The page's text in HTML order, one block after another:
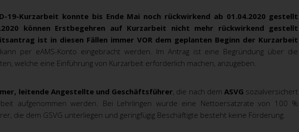
19-Kurzarbeit konnte bis Ende Mai noch rückwirkend ab 01.04.2020 gestellt
können Erstbegehren auf Kurzarbeit nicht mehr rückwirkend gestellt
ist in diesen Fällen immer VOR dem geplanten Beginn der Kurzarbeit
per eAMS-Konto eingebracht werden. Im Antrag ist eine Begründung über die
welche eine Einführung von Kurzarbeit erforderlich machen, anzugeben.
leitende Angestellte und Geschäftsführer , die nach dem ASVG sozialversichert
aufgenommen werden. Bei Lehrlingen wurde eine Nettoersatzrate von 100 %
die dem GSVG unterliegen und geringfügig Beschäftigte besteht keine Förderung.